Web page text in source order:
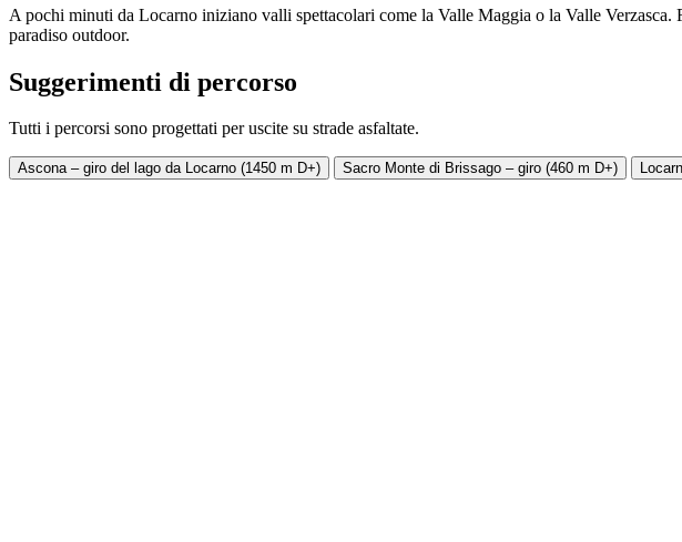
A pochi minuti da Locarno iniziano valli spettacolari come la Valle Maggia o la Valle
paradiso outdoor.
Suggerimenti di percorso
Tutti i percorsi sono progettati per uscite su strade asfaltate.
Ascona – giro del lago da Locarno (1450 m D+) Sacro Monte di Brissago – giro (460 m D+)